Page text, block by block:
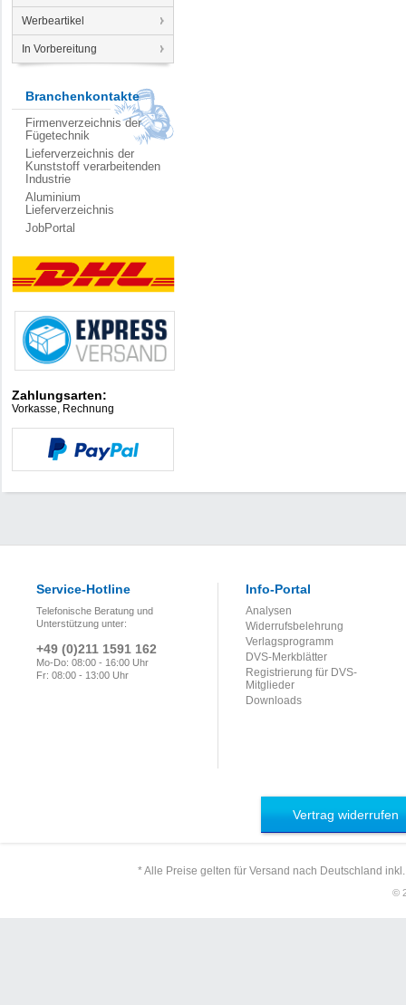
Werbeartikel
In Vorbereitung
Branchenkontakte
Firmenverzeichnis der
Fügetechnik
Lieferverzeichnis der
Kunststoff verarbeitenden
Industrie
Aluminium
Lieferverzeichnis
JobPortal
Zahlungsarten:
Vorkasse, Rechnung
Service-Hotline
Telefonische Beratung und
Unterstützung unter:
+49 (0)211 1591 162
Mo-Do: 08:00 - 16:00 Uhr
Fr: 08:00 - 13:00 Uhr
Info-Portal
Analysen
Widerrufsbelehrung
Verlagsprogramm
DVS-Merkblätter
Registrierung für DVS-
Mitglieder
Downloads
Vertrag widerrufen
* Alle Preise gelten für Versand nach Deutschland
©